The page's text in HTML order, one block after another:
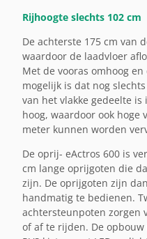
Rijhoogte slechts 102 cm
De achterste 175 cm van
waardoor de laadvloer
Met de vooras omhoog
mogelijk is dat nog
van het vlakke gedeelte
hoog, waardoor ook
meter kunnen worden
De oprij- eActros 600 is
cm lange oprijgoten die
zijn. De oprijgoten zijn
handmatig te bedienen.
achtersteunpoten zorgen
of af te rijden. De